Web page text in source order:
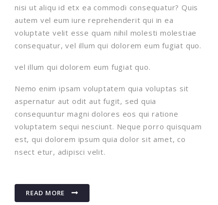
nisi ut aliqu id etx ea commodi consequatur? Quis
autem vel eum iure reprehenderit qui in ea
voluptate velit esse quam nihil molesti molestiae
consequatur, vel illum qui dolorem eum fugiat quo.
vel illum qui dolorem eum fugiat quo.
Nemo enim ipsam voluptatem quia voluptas sit
aspernatur aut odit aut fugit, sed quia
consequuntur magni dolores eos qui ratione
voluptatem sequi nesciunt. Neque porro quisquam
est, qui dolorem ipsum quia dolor sit amet, co
nsect etur, adipisci velit.
READ MORE